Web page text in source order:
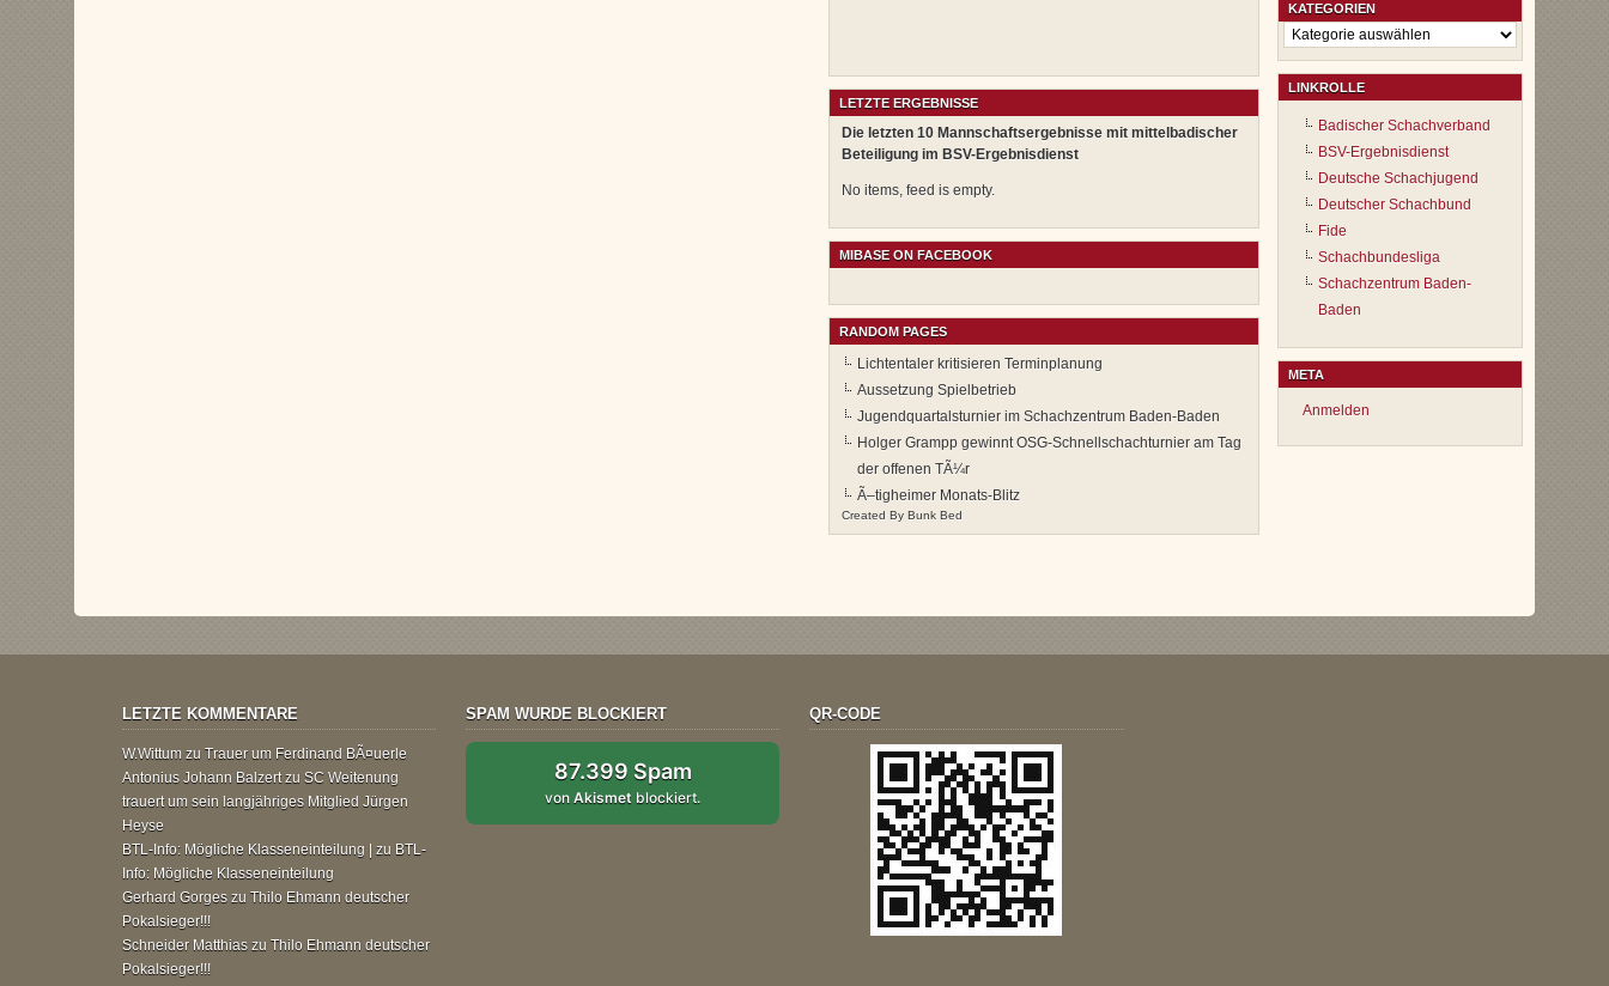
LETZTE ERGEBNISSE
Die letzten 10 Mannschaftsergebnisse mit mittelbadischer
Beteiligung im BSV-Ergebnisdienst
No items, feed is empty.
MIBASE ON FACEBOOK
RANDOM PAGES
Lichtentaler kritisieren Terminplanung
Aussetzung Spielbetrieb
Jugendquartalsturnier im Schachzentrum Baden-Baden
Holger Grampp gewinnt OSG-Schnellschachturnier am Tag
der offenen TÃ¼r
Ã–tigheimer Monats-Blitz
Created By Bunk Bed
KATEGORIEN
Kategorien
LINKROLLE
Badischer Schachverband
BSV-Ergebnisdienst
Deutsche Schachjugend
Deutscher Schachbund
Fide
Schachbundesliga
Schachzentrum Baden-
Baden
META
Anmelden
LETZTE KOMMENTARE
W.Wittum zu Trauer um Ferdinand BÃ¤uerle
Antonius Johann Balzertzu SC Weitenung
trauert um sein langjähriges Mitglied Jürgen
Heyse
BTL-Info: Mögliche Klasseneinteilung |
zu BTL-
Info: Mögliche Klasseneinteilung
Gerhard Gorges zu Thilo Ehmann deutscher
Pokalsieger!!!
Schneider Matthias zu Thilo Ehmann deutscher
Pokalsieger!!!
SPAM WURDE BLOCKIERT
87.399 Spam
vonAkismet blockiert.
QR-CODE